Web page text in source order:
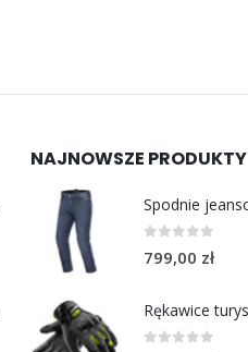
NAJNOWSZE PRODUKTY
out of 5
799,00 zł